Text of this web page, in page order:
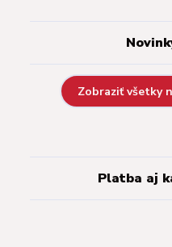
Zobraziť všetky
Platba aj